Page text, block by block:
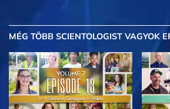
MÉG TÖBB SCIENTOLOGIST VAGYOK